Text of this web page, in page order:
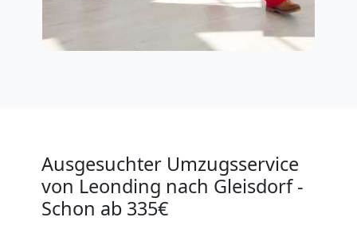
Ausgesuchter Umzugsservice
von Leonding nach Gleisdorf -
Schon ab 335€